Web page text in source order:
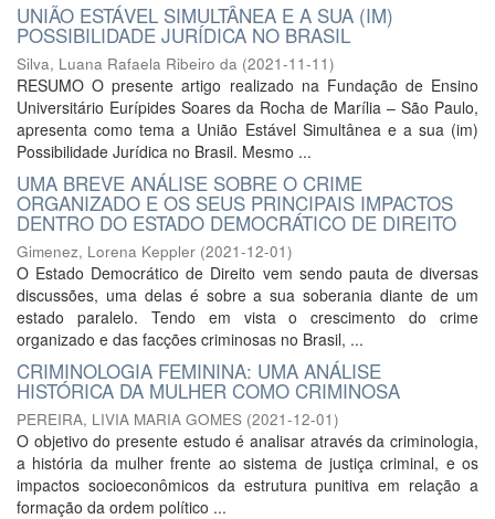
UNIÃO ESTÁVEL SIMULTÂNEA E A SUA (IM)
POSSIBILIDADE JURÍDICA NO BRASIL
Silva, Luana Rafaela Ribeiro da (2021-11-11)
RESUMO O presente artigo realizado na Fundação de Ensino
Universitário Eurípides Soares da Rocha de Marília – São Paulo,
apresenta como tema a União Estável Simultânea e a sua (im)
Possibilidade Jurídica no Brasil. Mesmo ...
UMA BREVE ANÁLISE SOBRE O CRIME
ORGANIZADO E OS SEUS PRINCIPAIS IMPACTOS
DENTRO DO ESTADO DEMOCRÁTICO DE DIREITO
Gimenez, Lorena Keppler (2021-12-01)
O Estado Democrático de Direito vem sendo pauta de diversas
discussões, uma delas é sobre a sua soberania diante de um
estado paralelo. Tendo em vista o crescimento do crime
organizado e das facções criminosas no Brasil, ...
CRIMINOLOGIA FEMININA: UMA ANÁLISE
HISTÓRICA DA MULHER COMO CRIMINOSA
PEREIRA, LIVIA MARIA GOMES (2021-12-01)
O objetivo do presente estudo é analisar através da criminologia,
a história da mulher frente ao sistema de justiça criminal, e os
impactos socioeconômicos da estrutura punitiva em relação a
formação da ordem político ...